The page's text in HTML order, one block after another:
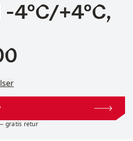
-4°C/+4°C,
gratis retur